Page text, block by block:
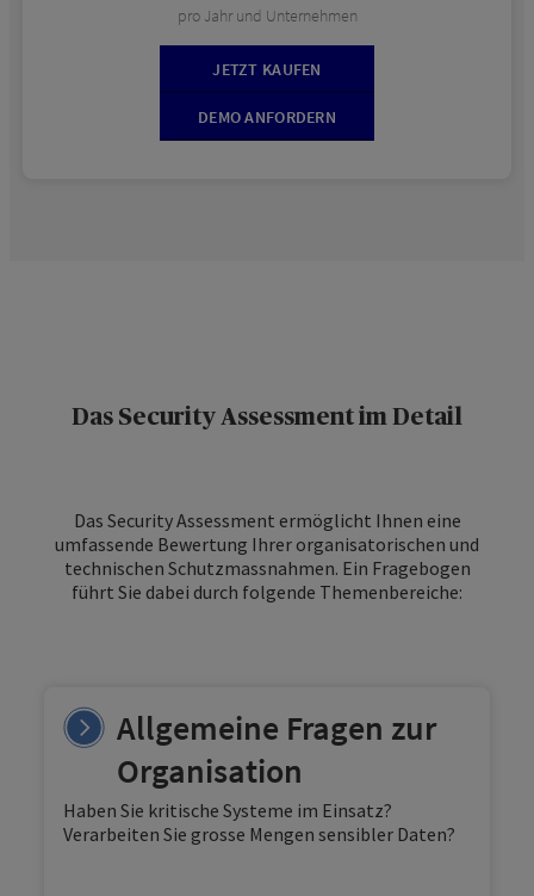
pro Jahr und Unternehmen
JETZT KAUFEN
DEMO ANFORDERN
Das Security Assessment im Detail
Das Security Assessment ermöglicht Ihnen eine
umfassende Bewertung Ihrer organisatorischen und
technischen Schutzmassnahmen. Ein Fragebogen
führt Sie dabei durch folgende Themenbereiche:
Allgemeine Fragen zur
Organisation
Haben Sie kritische Systeme im Einsatz?
Verarbeiten Sie grosse Mengen sensibler Daten?